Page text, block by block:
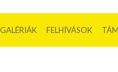
GALÉRIÁK FELHÍVÁSOK